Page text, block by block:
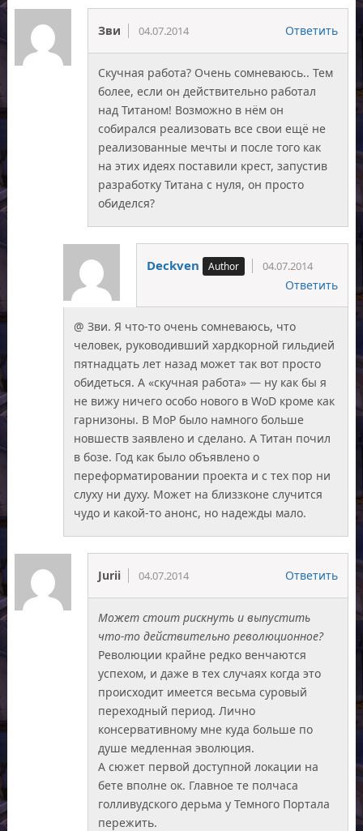
Зви 04.07.2014 Ответить
Скучная работа? Очень сомневаюсь.. Тем
более, если он действительно работал
над Титаном! Возможно в нём он
собирался реализовать все свои ещё не
реализованные мечты и после того как
на этих идеях поставили крест, запустив
разработку Титана с нуля, он просто
обиделся?
Deckven 04.07.2014
Ответить
@ Зви. Я что-то очень сомневаюсь, что
человек, руководивший хардкорной гильдией
пятнадцать лет назад может так вот просто
обидеться. А «скучная работа» — ну как бы я
не вижу ничего особо нового в WoD кроме как
гарнизоны. В МоР было намного больше
новшеств заявлено и сделано. А Титан почил
в бозе. Год как было объявлено о
переформатировании проекта и с тех пор ни
слуху ни духу. Может на близзконе случится
чудо и какой-то анонс, но надежды мало.
Jurii 04.07.2014 Ответить
Может стоит рискнуть и выпустить
что-то действительно революционное?
Революции крайне редко венчаются
успехом, и даже в тех случаях когда это
происходит имеется весьма суровый
переходный период. Лично
консервативному мне куда больше по
душе медленная эволюция.
А сюжет первой доступной локации на
бете вполне ок. Главное те полчаса
голливудского дерьма у Темного Портала
пережить.